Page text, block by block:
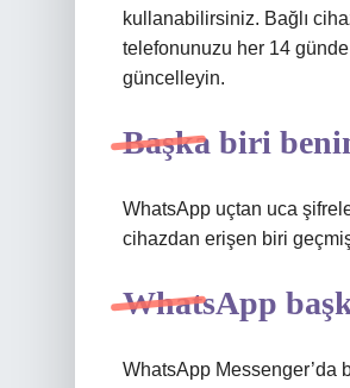
kullanabilirsiniz. Bağlı
telefonunuzu her 14
güncelleyin.
Başka biri
WhatsApp uçtan uca
cihazdan erişen biri
WhatsApp
WhatsApp Messenger’da